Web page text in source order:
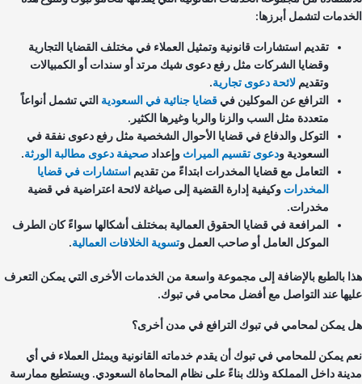
لتشمل أبرزها:
تقديم استشارات قانونية وتمثيل العملاء في مختلف القضايا التجارية
وقضايا الشركات مثل رفع دعوى شيك مرتد أو سندات أو الكمبيالات
وتقديملائحة دعوى تجارية.
الترافع عن الموكلين فيقضايا جنائية في السعوديةالتي تشمل أنواعاً
متعددة مثل السب والزنا والربا وغيرها الكثير.
التوكل والدفاع في قضايا الأحوال الشخصية مثل رفع دعوى نفقة في
السعودية و دعوى تقسيم الميراثوإعدادصحيفة دعوى مطالبة الورثة.
التعامل مع قضايا المخدرات ابتداءً من تقديماستشارات في قضايا
المخدراتوكيفية إدارة القضية إلى صياغة لائحة اعتراضية في قضية
مخدرات.
المرافعة في قضايا الحقوق العمالية بمختلف أشكالها سواءً كان الطرف
الموكل العامل أو صاحب العمل و تسوية الخلافات العمالية.
بالطبع بالإضافة إلى مجموعة واسعة من الخدمات الأخرى التي يمكن التعرف
عند التواصل مع أفضل محامي في تبوك.
يمكن لمحامي في تبوك الترافع في مدن أخرى؟
يمكن للمحامي في تبوك أن يقدم خدماته القانونية ويمثل العملاء في أي
داخل المملكة وذلك بناءً على نظام المحاماة السعودي. ويستطيع ممارسة